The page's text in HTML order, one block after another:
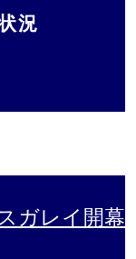
況
ガレイ開幕